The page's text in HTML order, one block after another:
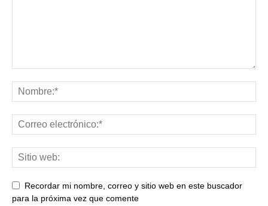
Recordar mi nombre, correo y sitio web en este buscador
para la próxima vez que comente